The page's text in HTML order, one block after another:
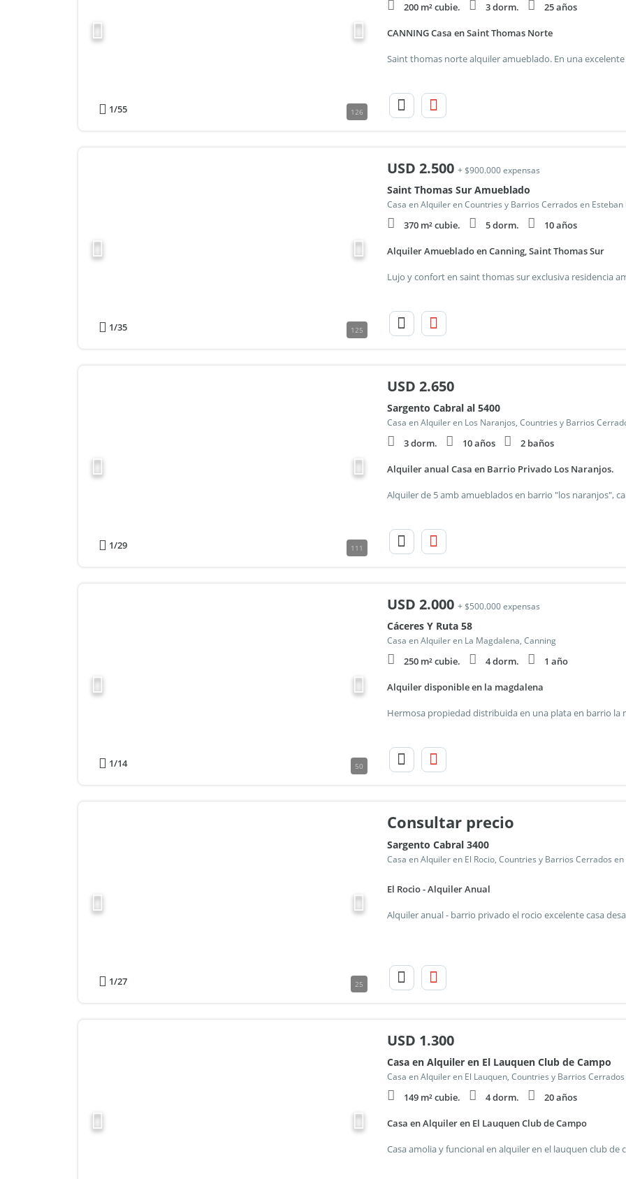
1/55 126
200 m² cubie. 3 dorm. 25 años
CANNING Casa en Saint Thomas Norte
1/35 125
USD 2.500 + $900.000 expensas
Saint Thomas Sur Amueblado
370 m² cubie. 5 dorm. 10 años
Alquiler Amueblado en Canning, Saint Thomas Sur
1/29 111
USD 2.650
Sargento Cabral al 5400
Casa en Alquiler en Los Naranjos, Countries y Barrios
3 dorm. 10 años 2 baños
Alquiler anual Casa en Barrio Privado Los Naranjos.
1/14 50
USD 2.000 + $500.000 expensas
Cáceres Y Ruta 58
Casa en Alquiler en La Magdalena, Canning
250 m² cubie. 4 dorm. 1 año
Alquiler disponible en la magdalena
1/27 25
Consultar precio
Sargento Cabral 3400
Casa en Alquiler en El Rocio, Countries y Barrios Cerrados
El Rocio - Alquiler Anual
USD 1.300
Casa en Alquiler en El Lauquen Club de Campo
Casa en Alquiler en El Lauquen, Countries y Barrios
149 m² cubie. 4 dorm. 20 años
Casa en Alquiler en El Lauquen Club de Campo